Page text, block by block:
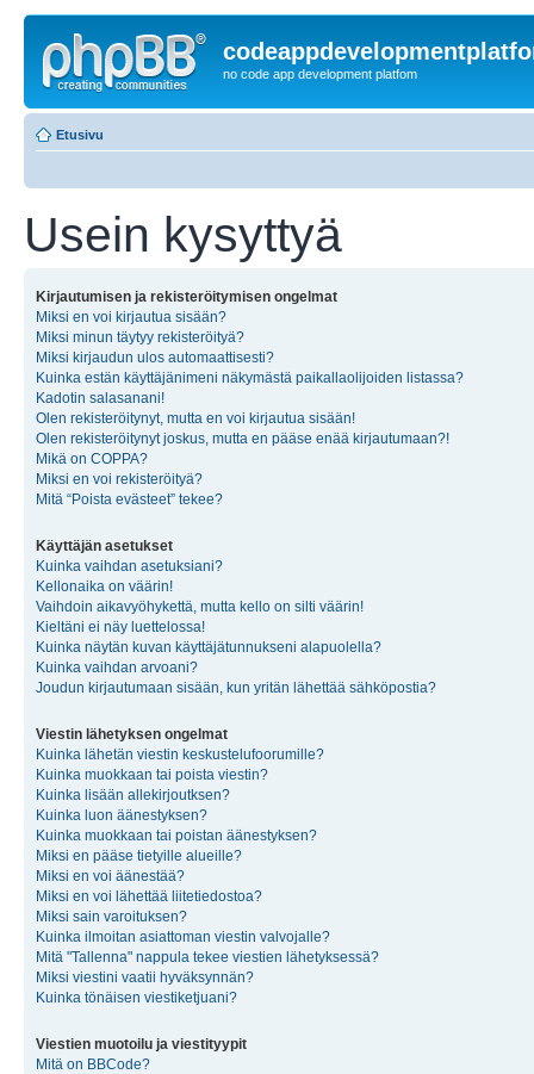
no code app development platfom
Etusivu
Usein kysyttyä
Kirjautumisen ja rekisteröitymisen ongelmat
Miksi en voi kirjautua sisään?
Miksi minun täytyy rekisteröityä?
Miksi kirjaudun ulos automaattisesti?
Kuinka estän käyttäjänimeni näkymästä paikallaolijoiden listassa?
Kadotin salasanani!
Olen rekisteröitynyt, mutta en voi kirjautua sisään!
Olen rekisteröitynyt joskus, mutta en pääse enää kirjautumaan?!
Mikä on COPPA?
Miksi en voi rekisteröityä?
Mitä “Poista evästeet” tekee?
Käyttäjän asetukset
Kuinka vaihdan asetuksiani?
Kellonaika on väärin!
Vaihdoin aikavyöhykettä, mutta kello on silti väärin!
Kieltäni ei näy luettelossa!
Kuinka näytän kuvan käyttäjätunnukseni alapuolella?
Kuinka vaihdan arvoani?
Joudun kirjautumaan sisään, kun yritän lähettää sähköpostia?
Viestin lähetyksen ongelmat
Kuinka lähetän viestin keskustelufoorumille?
Kuinka muokkaan tai poista viestin?
Kuinka lisään allekirjoutksen?
Kuinka luon äänestyksen?
Kuinka muokkaan tai poistan äänestyksen?
Miksi en pääse tietyille alueille?
Miksi en voi äänestää?
Miksi en voi lähettää liitetiedostoa?
Miksi sain varoituksen?
Kuinka ilmoitan asiattoman viestin valvojalle?
Mitä "Tallenna" nappula tekee viestien lähetyksessä?
Miksi viestini vaatii hyväksynnän?
Kuinka tönäisen viestiketjuani?
Viestien muotoilu ja viestityypit
Mitä on BBCode?